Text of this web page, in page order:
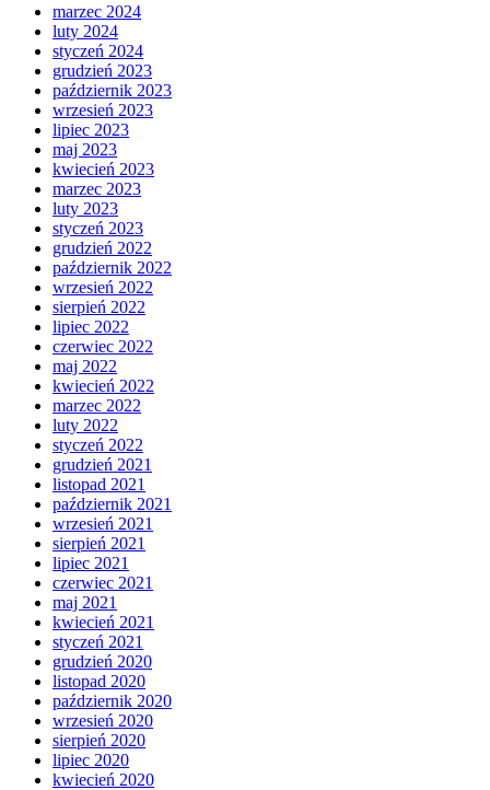
marzec 2024
luty 2024
styczeń 2024
grudzień 2023
październik 2023
wrzesień 2023
lipiec 2023
maj 2023
kwiecień 2023
marzec 2023
luty 2023
styczeń 2023
grudzień 2022
październik 2022
wrzesień 2022
sierpień 2022
lipiec 2022
czerwiec 2022
maj 2022
kwiecień 2022
marzec 2022
luty 2022
styczeń 2022
grudzień 2021
listopad 2021
październik 2021
wrzesień 2021
sierpień 2021
lipiec 2021
czerwiec 2021
maj 2021
kwiecień 2021
styczeń 2021
grudzień 2020
listopad 2020
październik 2020
wrzesień 2020
sierpień 2020
lipiec 2020
kwiecień 2020